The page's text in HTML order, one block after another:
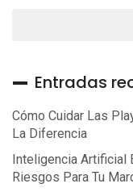
Entradas
Cómo Cuidar Las
La Diferencia
Inteligencia Artificial
Riesgos Para Tu